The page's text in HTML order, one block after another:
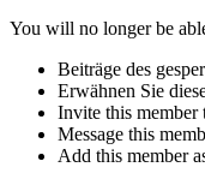
You will no longer be
Beiträge des
Erwähnen Sie
Invite this member
Message this
Add this member